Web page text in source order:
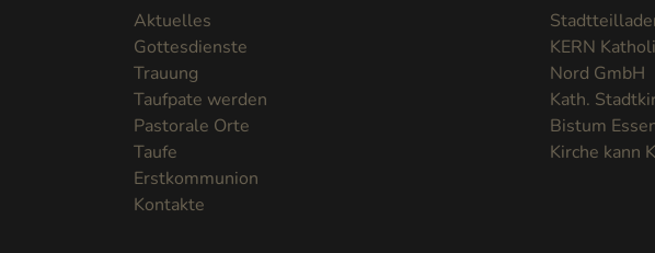
Aktuelles
Gottesdienste
Trauung
Taufpate werden
Pastorale Orte
Taufe
Erstkommunion
Kontakte
KERN
Nord GmbH
Kath.
Bistum
Kirche kann